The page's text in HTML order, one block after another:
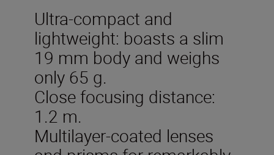
Ultra-compact and
lightweight: boasts a slim
19 mm body and weighs
only 65 g.
Close focusing distance:
1.2 m.
Multilayer-coated lenses